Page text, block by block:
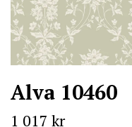
Alva 10460
1 017 kr